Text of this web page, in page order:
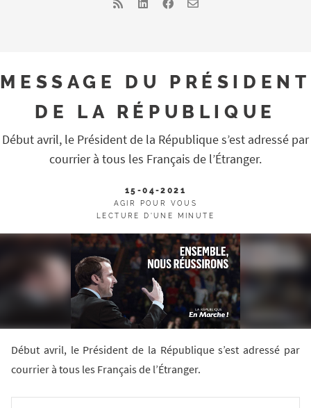
MESSAGE DU PRÉSIDENT
DE LA RÉPUBLIQUE
Début avril, le Président de la République s’est adressé par
courrier à tous les Français de l’Étranger.
15-04-2021
AGIR POUR VOUS
LECTURE D'UNE MINUTE
Début avril, le Président de la République s’est adressé par
courrier à tous les Français de l’Étranger.